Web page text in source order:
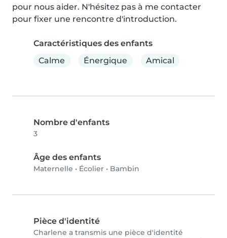
pour nous aider. N'hésitez pas à me contacter
pour fixer une rencontre d'introduction.
Caractéristiques des enfants
Calme
Énergique Amical
Nombre d'enfants
3
Âge des enfants
Maternelle • Écolier • Bambin
Pièce d'identité
Charlene a transmis une pièce d'identité